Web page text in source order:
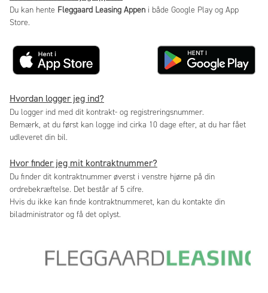
Du kan hente Fleggaard Leasing Appen i både Google Play og App
Store.
Hvordan logger jeg ind?
Du logger ind med dit kontrakt- og registreringsnummer.
Bemærk, at du først kan logge ind cirka 10 dage efter, at du har fået
udleveret din bil.
Hvor finder jeg mit kontraktnummer?
Du finder dit kontraktnummer øverst i venstre hjørne på din
ordrebekræftelse. Det består af 5 cifre.
Hvis du ikke kan finde kontraktnummeret, kan du kontakte din
biladministrator og få det oplyst.